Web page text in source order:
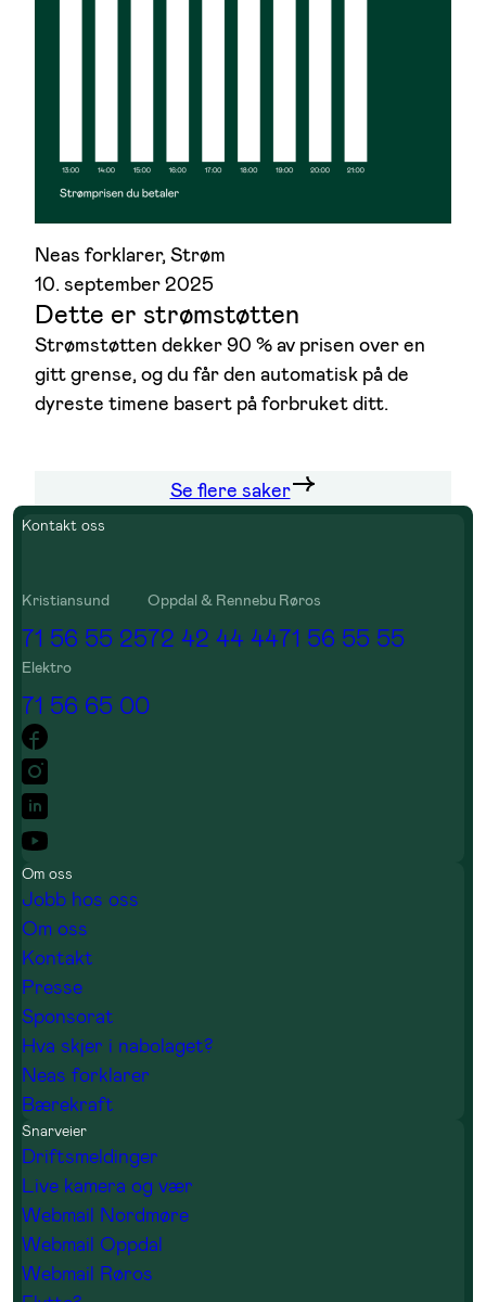
Neas forklarer, Strøm
10. september 2025
Dette er strømstøtten
Strømstøtten dekker 90 % av prisen over en
gitt grense, og du får den automatisk på de
dyreste timene basert på forbruket ditt.
Se flere saker
Kontakt oss
Kristiansund
71 56 55 25
Oppdal & Rennebu
72 42 44 44
Røros
71 56 55 55
Elektro
71 56 65 00
Om oss
Jobb hos oss
Om oss
Kontakt
Presse
Sponsorat
Hva skjer i nabolaget?
Neas forklarer
Bærekraft
Snarveier
Driftsmeldinger
Live kamera og vær
Webmail Nordmøre
Webmail Oppdal
Webmail Røros